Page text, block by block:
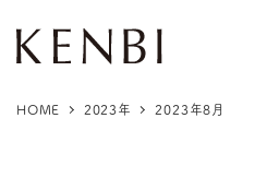
HOME 2023年 2023年8月